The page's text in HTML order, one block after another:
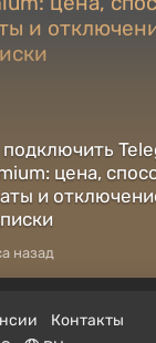
подключить
цена,
и
назад
Контакты